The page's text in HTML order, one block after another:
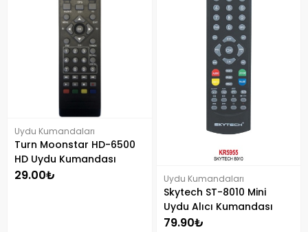
Uydu Kumandaları
Turn Moonstar HD-6500
HD Uydu Kumandası
29.00₺ Uydu Kumandaları
Skytech ST-8010 Mini
Uydu Alıcı Kumandası
79.90₺